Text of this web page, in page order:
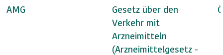
AMG
Gesetz über den
Verkehr mit
Arzneimitteln
(Arzneimittelgesetz -